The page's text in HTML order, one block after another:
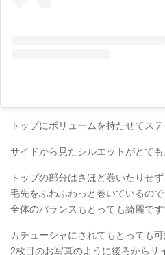
トップにボリュームを持たせてス
サイドから見たシルエットがとても
トップの部分はさほど巻いたりせず
毛先をふわふわっと巻いているので
全体のバランスもとっても綺麗で
カチューシャにされてもとっても可
2枚目のお写真のように後ろからサ